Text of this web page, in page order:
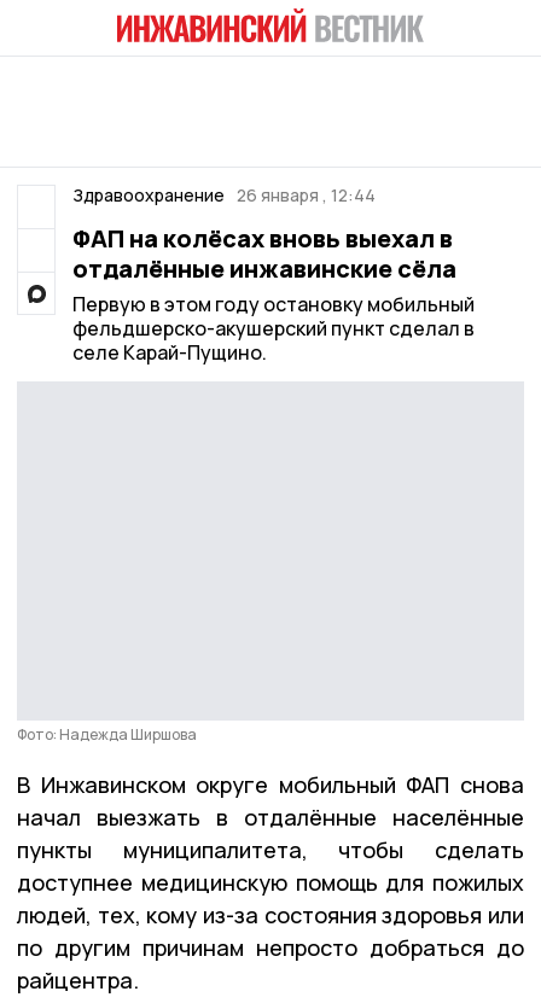
Здравоохранение 26 января , 12:44
ФАП на колёсах вновь выехал в
отдалённые инжавинские сёла
Первую в этом году остановку мобильный
фельдшерско-акушерский пункт сделал в
селе Карай-Пущино.
Фото: Надежда Ширшова
В Инжавинском округе мобильный ФАП снова
начал выезжать в отдалённые населённые
пункты муниципалитета, чтобы сделать
доступнее медицинскую помощь для пожилых
людей, тех, кому из-за состояния здоровья или
по другим причинам непросто добраться до
райцентра.